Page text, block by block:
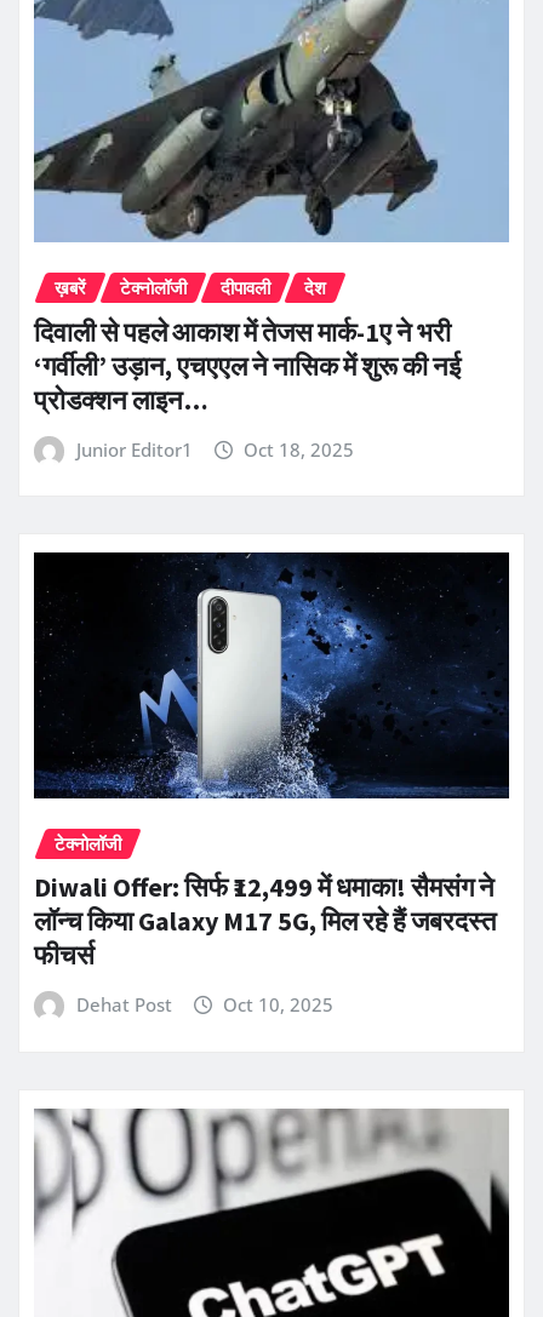
ख़बरें टेक्नोलॉजी दीपावली देश
दिवाली से पहले आकाश में तेजस मार्क-1ए ने भरी
‘गर्वीली’ उड़ान, एचएएल ने नासिक में शुरू की नई
प्रोडक्शन लाइन…
Junior Editor1 Oct 18, 2025
टेक्नोलॉजी
Diwali Offer: सिर्फ ₹12,499 में धमाका! सैमसंग ने
लॉन्च किया Galaxy M17 5G, मिल रहे हैं जबरदस्त
फीचर्स
Dehat Post Oct 10, 2025